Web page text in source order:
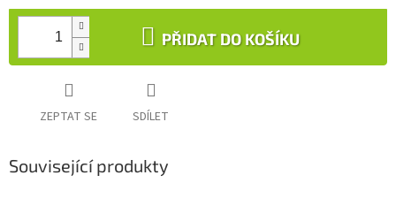
PŘIDAT DO KOŠÍKU
ZEPTAT SE SDÍLET
Související produkty